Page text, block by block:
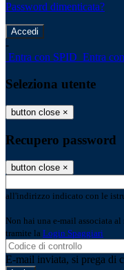
Password dimenticata?
-
Entra con SPID Entra
Seleziona utente
button close ×
Recupero password
button close ×
all'indirizzo indicato con le
Non hai una e-mail associata
tramite la Login Spaggiari
E-mail inviata, si prega di